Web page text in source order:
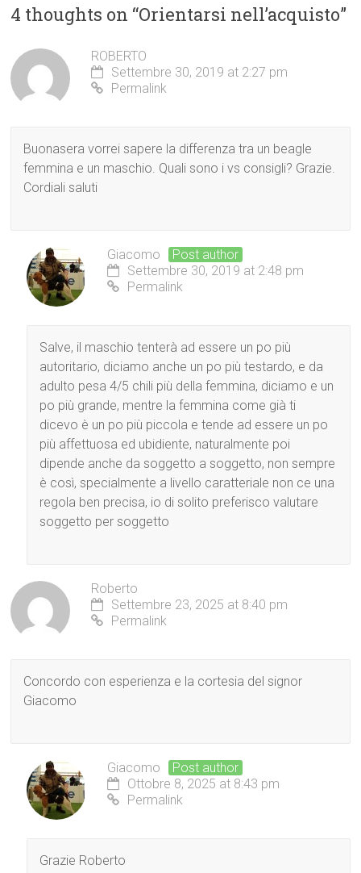
4 thoughts on “Orientarsi nell’acquisto”
ROBERTO
Settembre 30, 2019 at 2:27 pm
Permalink
Buonasera vorrei sapere la differenza tra un beagle
femmina e un maschio. Quali sono i vs consigli? Grazie.
Cordiali saluti
Giacomo
Post author
Settembre 30, 2019 at 2:48 pm
Permalink
Salve, il maschio tenterà ad essere un po più
autoritario, diciamo anche un po più testardo, e da
adulto pesa 4/5 chili più della femmina, diciamo e un
po più grande, mentre la femmina come già ti
dicevo è un po più piccola e tende ad essere un po
più affettuosa ed ubidiente, naturalmente poi
dipende anche da soggetto a soggetto, non sempre
è così, specialmente a livello caratteriale non ce una
regola ben precisa, io di solito preferisco valutare
soggetto per soggetto
Roberto
Settembre 23, 2025 at 8:40 pm
Permalink
Concordo con esperienza e la cortesia del signor
Giacomo
Giacomo
Post author
Ottobre 8, 2025 at 8:43 pm
Permalink
Grazie Roberto